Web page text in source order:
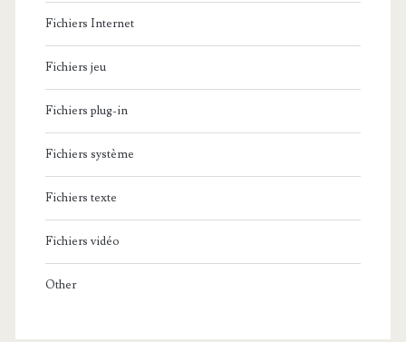
Fichiers Internet
Fichiers jeu
Fichiers plug-in
Fichiers système
Fichiers texte
Fichiers vidéo
Other